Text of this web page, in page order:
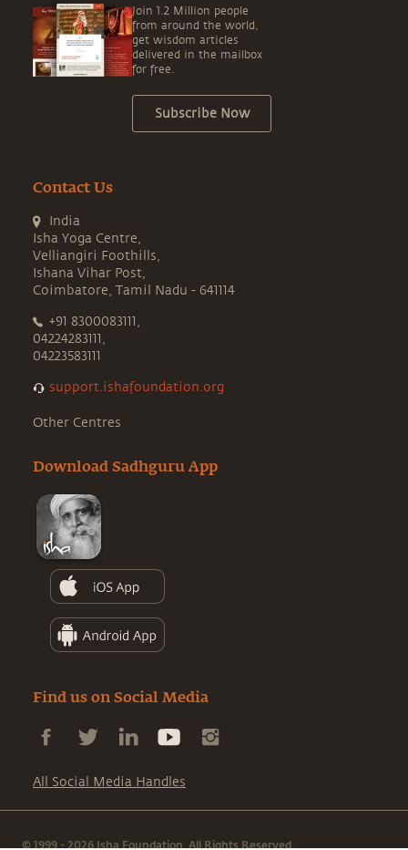
Join 1.2 Million people
from around the world,
get wisdom articles
delivered in the mailbox
for free.
Subscribe Now
Contact Us
India
Isha Yoga Centre,
Velliangiri Foothills,
Ishana Vihar Post,
Coimbatore, Tamil Nadu - 641114
+91 8300083111,
04224283111,
04223583111
support.ishafoundation.org
Other Centres
Download Sadhguru App
Find us on Social Media
All Social Media Handles
© 1999 - 2026 Isha Foundation. All Rights Reserved.